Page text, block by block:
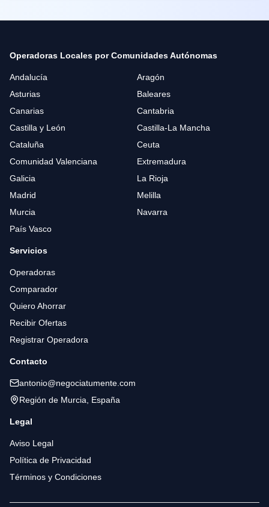
Operadoras Locales por Comunidades Autónomas
Andalucía
Aragón
Asturias
Baleares
Canarias
Cantabria
Castilla y León
Castilla-La Mancha
Cataluña
Ceuta
Comunidad Valenciana
Extremadura
Galicia
La Rioja
Madrid
Melilla
Murcia
Navarra
País Vasco
Servicios
Operadoras
Comparador
Quiero Ahorrar
Recibir Ofertas
Registrar Operadora
Contacto
antonio@negociatumente.com
Región de Murcia, España
Legal
Aviso Legal
Política de Privacidad
Términos y Condiciones